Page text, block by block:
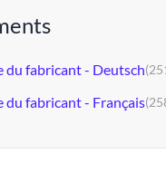
du fabricant - Deutsch
du fabricant - Français